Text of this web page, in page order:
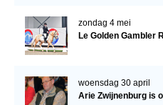
zondag 4 mei
Le Golden Gambler
woensdag 30 april
Arie Zwijnenburg is